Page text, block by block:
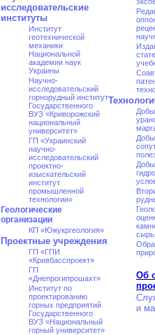
исследовательские
институты
Институт
геотехнической
механики
Национальной
академии наук
Украины
Научно-
исследовательский
горнорудный институт
Государственного
ВУЗ «Криворожский
национальный
университет»
ГП «Украинский
научно-
исследовательский
проектно-
изыскательский
институт
промышленной
технологии»
Геологические
организации
КП «Южукргеология»
Проектные учреждения
ГП «ГПИ
«Кривбасспроект»
ГП
«Днепрогипрошахт»
Институт по
проектированию
горных предприятий
Государственного
ВУЗ «Национальный
горный университет»
Об
и